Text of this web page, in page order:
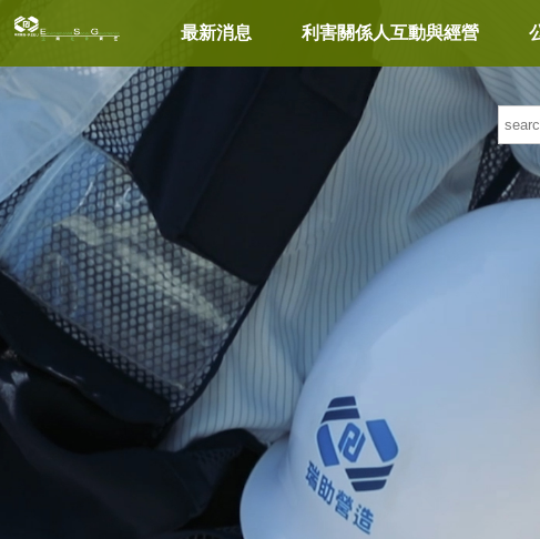
最新消息 利害關係人互動與經營